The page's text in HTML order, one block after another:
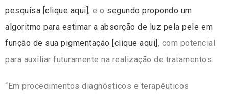
pesquisa [clique aqui] , e o segundo propondo um
algoritmo para estimar a absorção de luz pela pele em
função de sua pigmentação [clique aqui] , com potencial
para auxiliar futuramente na realização de tratamentos.
“Em procedimentos diagnósticos e terapêuticos